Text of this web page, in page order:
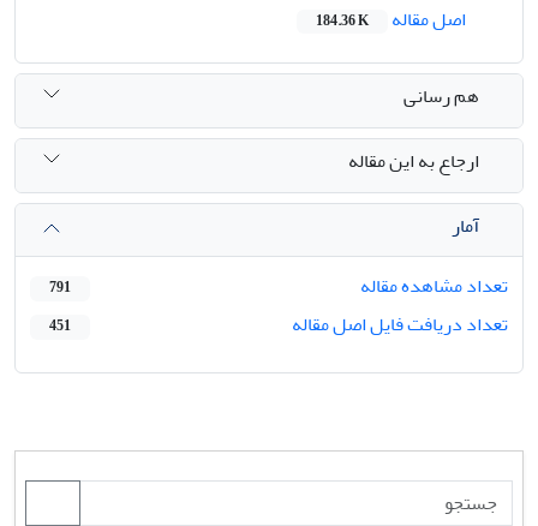
اصل مقاله
184.36 K
هم رسانی
ارجاع به این مقاله
آمار
تعداد مشاهده مقاله
791
تعداد دریافت فایل اصل مقاله 451